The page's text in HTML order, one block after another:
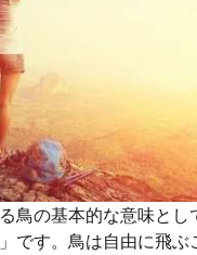
鳥の基本的な意味とし
です。鳥は自由に飛ぶ